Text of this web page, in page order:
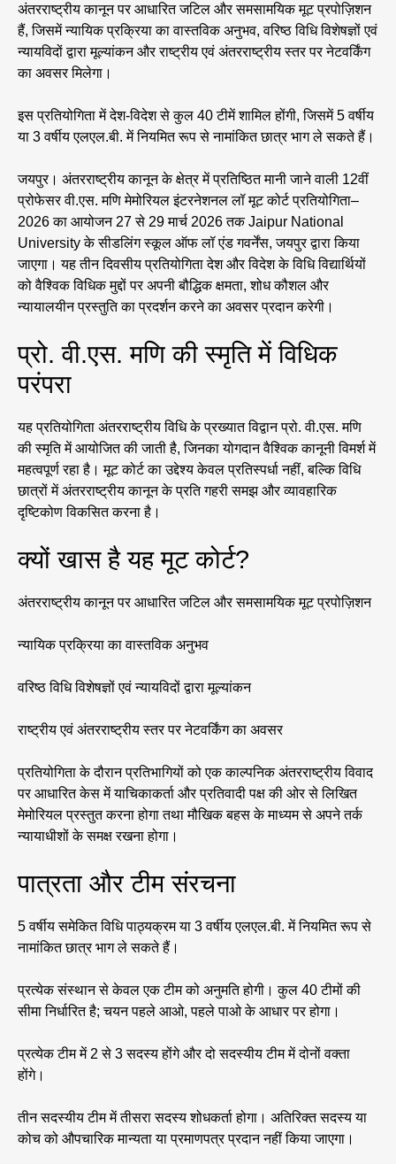
अंतरराष्ट्रीय कानून पर आधारित जटिल और समसामयिक मूट प्रपोज़िशन
हैं, जिसमें न्यायिक प्रक्रिया का वास्तविक अनुभव, वरिष्ठ विधि विशेषज्ञों एवं
न्यायविदों द्वारा मूल्यांकन और राष्ट्रीय एवं अंतरराष्ट्रीय स्तर पर नेटवर्किंग
का अवसर मिलेगा।
इस प्रतियोगिता में देश-विदेश से कुल 40 टीमें शामिल होंगी, जिसमें 5 वर्षीय
या 3 वर्षीय एलएल.बी. में नियमित रूप से नामांकित छात्र भाग ले सकते हैं।
जयपुर। अंतरराष्ट्रीय कानून के क्षेत्र में प्रतिष्ठित मानी जाने वाली 12वीं
प्रोफेसर वी.एस. मणि मेमोरियल इंटरनेशनल लॉ मूट कोर्ट प्रतियोगिता–
2026 का आयोजन 27 से 29 मार्च 2026 तक Jaipur National
University के सीडलिंग स्कूल ऑफ लॉ एंड गवर्नेंस, जयपुर द्वारा किया
जाएगा। यह तीन दिवसीय प्रतियोगिता देश और विदेश के विधि विद्यार्थियों
को वैश्विक विधिक मुद्दों पर अपनी बौद्धिक क्षमता, शोध कौशल और
न्यायालयीन प्रस्तुति का प्रदर्शन करने का अवसर प्रदान करेगी।
प्रो. वी.एस. मणि की स्मृति में विधिक
परंपरा
यह प्रतियोगिता अंतरराष्ट्रीय विधि के प्रख्यात विद्वान प्रो. वी.एस. मणि
की स्मृति में आयोजित की जाती है, जिनका योगदान वैश्विक कानूनी विमर्श में
महत्वपूर्ण रहा है। मूट कोर्ट का उद्देश्य केवल प्रतिस्पर्धा नहीं, बल्कि विधि
छात्रों में अंतरराष्ट्रीय कानून के प्रति गहरी समझ और व्यावहारिक
दृष्टिकोण विकसित करना है।
क्यों खास है यह मूट कोर्ट?
अंतरराष्ट्रीय कानून पर आधारित जटिल और समसामयिक मूट प्रपोज़िशन
न्यायिक प्रक्रिया का वास्तविक अनुभव
वरिष्ठ विधि विशेषज्ञों एवं न्यायविदों द्वारा मूल्यांकन
राष्ट्रीय एवं अंतरराष्ट्रीय स्तर पर नेटवर्किंग का अवसर
प्रतियोगिता के दौरान प्रतिभागियों को एक काल्पनिक अंतरराष्ट्रीय विवाद
पर आधारित केस में याचिकाकर्ता और प्रतिवादी पक्ष की ओर से लिखित
मेमोरियल प्रस्तुत करना होगा तथा मौखिक बहस के माध्यम से अपने तर्क
न्यायाधीशों के समक्ष रखना होगा।
पात्रता और टीम संरचना
5 वर्षीय समेकित विधि पाठ्यक्रम या 3 वर्षीय एलएल.बी. में नियमित रूप से
नामांकित छात्र भाग ले सकते हैं।
प्रत्येक संस्थान से केवल एक टीम को अनुमति होगी। कुल 40 टीमों की
सीमा निर्धारित है; चयन पहले आओ, पहले पाओ के आधार पर होगा।
प्रत्येक टीम में 2 से 3 सदस्य होंगे और दो सदस्यीय टीम में दोनों वक्ता
होंगे।
तीन सदस्यीय टीम में तीसरा सदस्य शोधकर्ता होगा। अतिरिक्त सदस्य या
कोच को औपचारिक मान्यता या प्रमाणपत्र प्रदान नहीं किया जाएगा।